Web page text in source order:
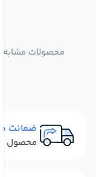
محصولات مشابه
ضمانت
محصول